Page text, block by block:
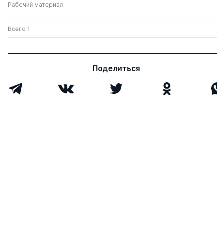
Рабочий материал
Всего 1
Поделиться